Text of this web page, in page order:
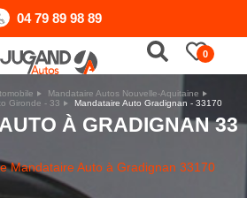
04 79 89 98 89
0
Mandataire Autos Nouvelle-Aquitaine
Gironde - 33
Mandataire Auto Gradignan - 33170
À GRADIGNAN 33
Mandataire Auto à Gradignan 33170